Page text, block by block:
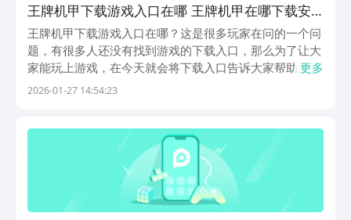
王牌机甲下载游戏入口在哪 王牌机甲在哪下载安
装
王牌机甲下载游戏入口在哪？这是很多玩家在问的一个问
题，有很多人还没有找到游戏的下载入口，那么为了让大
家能玩上游戏，在今天就会将下载入口告诉大家帮助大家
进行下载，后续还有之类的问题的话可以登录九游app，
更多
2026-01-27 14:54:23